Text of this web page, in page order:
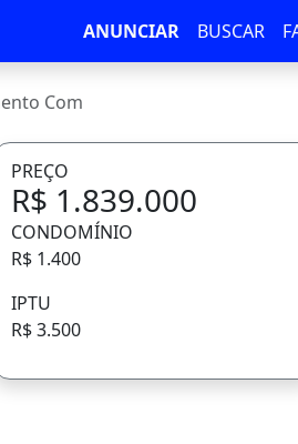
ANUNCIAR BUSCAR
Com
PREÇO
R$ 1.839.000
CONDOMÍNIO
R$ 1.400
IPTU
R$ 3.500